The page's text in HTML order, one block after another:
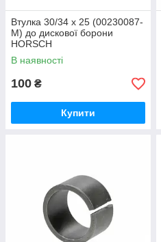
Втулка 30/34 x 25 (00230087-
M) до дискової борони
HORSCH
В наявності
100 ₴
Купити